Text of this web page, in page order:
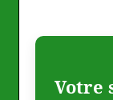
Votre